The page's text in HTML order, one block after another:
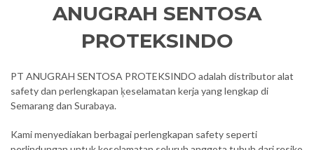
ANUGRAH SENTOSA
PROTEKSINDO
PT ANUGRAH SENTOSA PROTEKSINDO adalah distributor alat
safety dan perlengkapan ķeselamatan kerja yang lengkap di
Semarang dan Surabaya.
Kami menyediakan berbagai perlengkapan safety seperti